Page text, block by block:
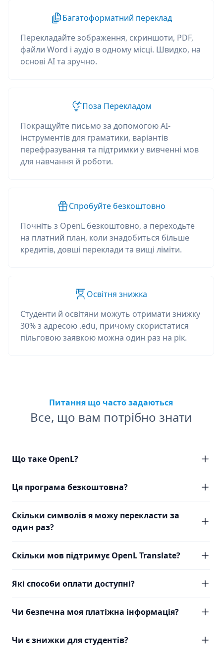
Багатоформатний переклад
Перекладайте зображення, скриншоти, PDF,
файли Word і аудіо в одному місці. Швидко, на
основі AI та зручно.
Поза Перекладом
Покращуйте письмо за допомогою AI-
інструментів для граматики, варіантів
перефразування та підтримки у вивченні мов
для навчання й роботи.
Спробуйте безкоштовно
Почніть з OpenL безкоштовно, а переходьте
на платний план, коли знадобиться більше
кредитів, довші переклади та вищі ліміти.
Освітня знижка
Студенти й освітяни можуть отримати знижку
30% з адресою .edu, причому скористатися
пільговою заявкою можна один раз на рік.
Питання що часто задаються
Все, що вам потрібно знати
Що таке OpenL?
Ця програма безкоштовна?
Скільки символів я можу перекласти за
один раз?
Скільки мов підтримує OpenL Translate?
Які способи оплати доступні?
Чи безпечна моя платіжна інформація?
Чи є знижки для студентів?